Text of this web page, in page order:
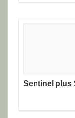
Sentinel plus